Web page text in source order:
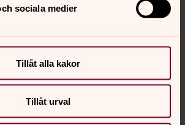
sociala medier
Tillåt alla kakor
Tillåt urval